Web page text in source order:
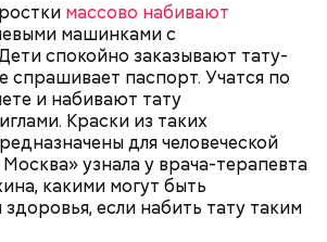
массово набивают
машинками с
спокойно заказывают тату-
спрашивает паспорт. Учатся по
и набивают тату
Краски из таких
для человеческой
узнала у врача-терапевта
какими могут быть
здоровья, если набить тату таким